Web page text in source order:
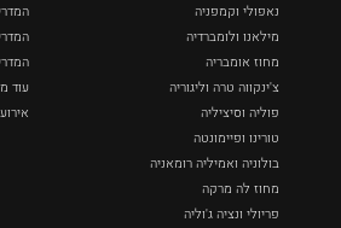
נאפולי‏ וקמפניה
מילאנו ולומברדיה
מחוז אומבריה
צ'ינקווה טרה וליגוריה
פוליה וסיציליה ‏
טורינו ופיימונטה
בולוניה ואמיליה רומאניה
מחוז לה מרקה
פריולי ונציה ג'וליה
עוד